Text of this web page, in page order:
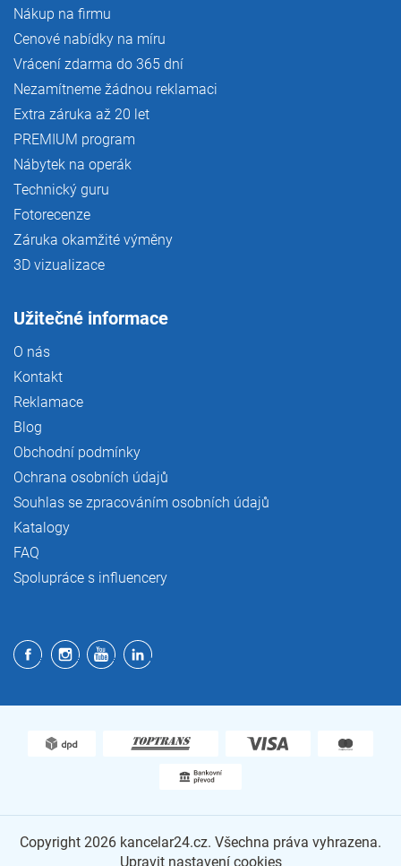
Nákup na firmu
Cenové nabídky na míru
Vrácení zdarma do 365 dní
Nezamítneme žádnou reklamaci
Extra záruka až 20 let
PREMIUM program
Nábytek na operák
Technický guru
Fotorecenze
Záruka okamžité výměny
3D vizualizace
Užitečné informace
O nás
Kontakt
Reklamace
Blog
Obchodní podmínky
Ochrana osobních údajů
Souhlas se zpracováním osobních údajů
Katalogy
FAQ
Spolupráce s influencery
Copyright 2026 kancelar24.cz. Všechna práva vyhrazena.
Upravit nastavení cookies